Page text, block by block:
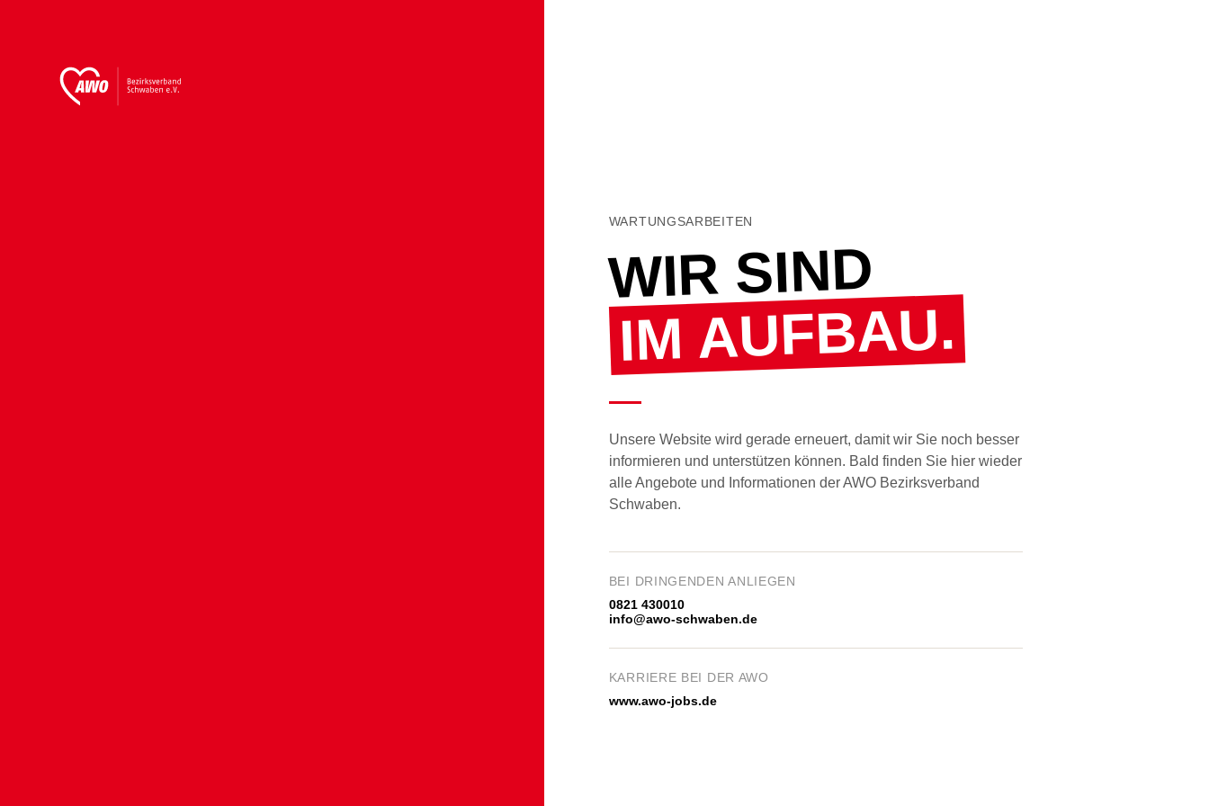
WARTUNGSARBEITEN
WIR SIND
IM AUFBAU.
Unsere Website wird gerade erneuert, damit wir Sie noch besser
informieren und unterstützen können. Bald finden Sie hier wieder
alle Angebote und Informationen der AWO Bezirksverband
Schwaben.
BEI DRINGENDEN ANLIEGEN
0821 430010
info@awo-schwaben.de
KARRIERE BEI DER AWO
www.awo-jobs.de